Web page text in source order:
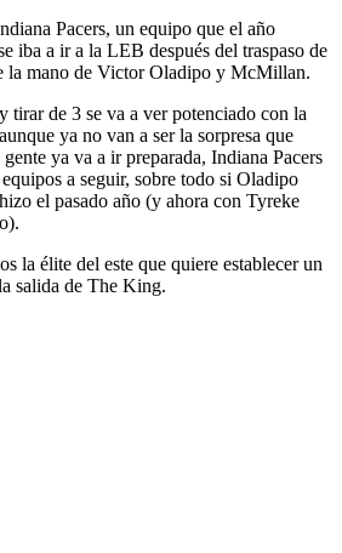
Pacers, un equipo que el año
iba a ir a la LEB después del traspaso de
la mano de Victor Oladipo y McMillan.
tirar de 3 se va a ver potenciado con la
ya no van a ser la sorpresa que
ya va a ir preparada, Indiana Pacers
a seguir, sobre todo si Oladipo
el pasado año (y ahora con Tyreke
la élite del este que quiere establecer un
salida de The King.